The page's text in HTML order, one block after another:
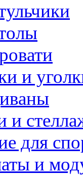
и
для
и